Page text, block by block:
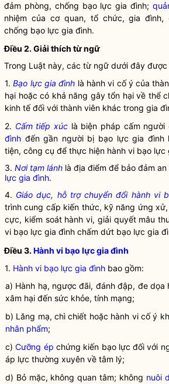
đảm phòng, chống bạo lực gia đình;
nhiệm của cơ quan, tổ chức, gia đình,
chống bạo lực gia đình.
Điều 2. Giải thích từ ngữ
Trong Luật này, các từ ngữ dưới đây được
1.Bạo lực gia đình là hành vi cố ý của
hại hoặc có khả năng gây tổn hại về thể
kinh tế đối với thành viên khác trong gia
2. Cấm tiếp xúclà biện pháp cấm người
đình đến gần người bị bạo lực gia đình
tiện, công cụ để thực hiện hành vi bạo lực
3. Nơi tạm lánh là địa điểm để bảo đảm
lực gia đình.
4. Giáo dục, hỗ trợ chuyển đổi hành vi
trình cung cấp kiến thức, kỹ năng ứng
cực, kiểm soát hành vi, giải quyết mâu
vi bạo lực gia đình chấm dứt bạo lực gia
Điều 3.Hành vi bạo lực gia đình
1. Hành vi bạo lực gia đình bao gồm:
a) Hành hạ, ngược đãi, đánh đập, đe dọa
xâm hại đến sức khỏe, tính mạng;
b) Lăng mạ, chì chiết hoặc hành vi cố ý
nhân phẩm;
c)Cưỡng ép chứng kiến bạo lực đối với
áp lực thường xuyên về tâm lý;
d) Bỏ mặc, không quan tâm; không nuôi